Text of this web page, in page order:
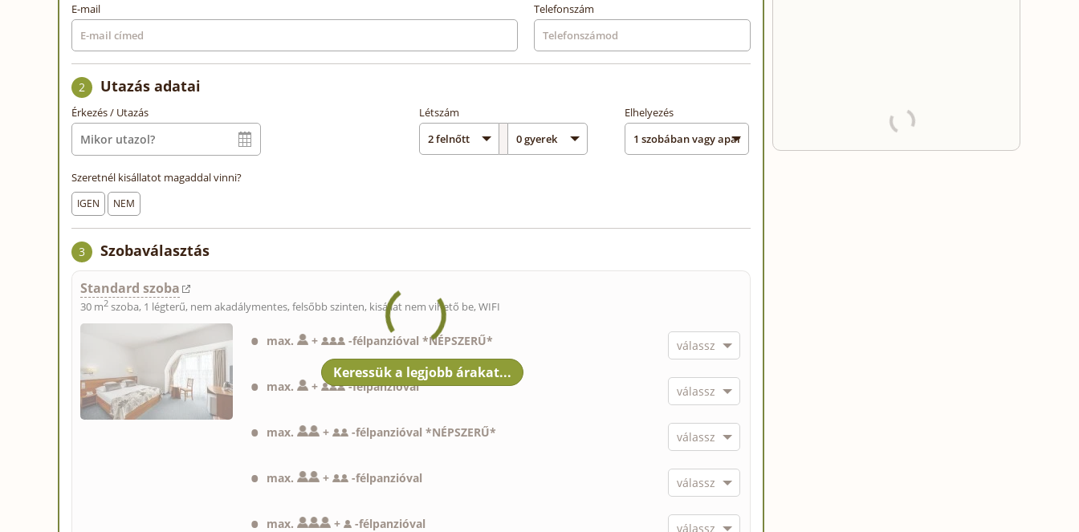
E-mail Telefonszám
2 Utazás adatai
Érkezés / Utazás Létszám Elhelyezés
Szeretnél kisállatot magaddal vinni?
IGEN NEM
3 Szobaválasztás
Standard szoba
30 m2 szoba, 1 légterű, nem akadálymentes, felsőbb szinten, kisállat nem vihető be, WIFI
max. + -félpanzióval *NÉPSZERŰ*
max. + -félpanzióval
max. + -félpanzióval *NÉPSZERŰ*
max. + -félpanzióval
max. + -félpanzióval